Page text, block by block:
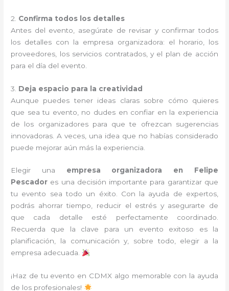
2. Confirma todos los detalles
Antes del evento, asegúrate de revisar y confirmar todos
los detalles con la empresa organizadora: el horario, los
proveedores, los servicios contratados, y el plan de acción
para el día del evento.
3. Deja espacio para la creatividad
Aunque puedes tener ideas claras sobre cómo quieres
que sea tu evento, no dudes en confiar en la experiencia
de los organizadores para que te ofrezcan sugerencias
innovadoras. A veces, una idea que no habías considerado
puede mejorar aún más la experiencia.
Elegir una empresa organizadora en Felipe
Pescador es una decisión importante para garantizar que
tu evento sea todo un éxito. Con la ayuda de expertos,
podrás ahorrar tiempo, reducir el estrés y asegurarte de
que cada detalle esté perfectamente coordinado.
Recuerda que la clave para un evento exitoso es la
planificación, la comunicación y, sobre todo, elegir a la
empresa adecuada.
¡Haz de tu evento en CDMX algo memorable con la ayuda
de los profesionales!